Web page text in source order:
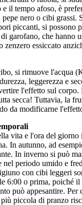
il tempo afoso, è
nero o cibi grassi.
piccanti, si possono
garofano, che hanno
zenzero essiccato
si rimuove l'acqua
leggerezza e
l'effetto sul corpo.
secca! Tuttavia, la
da modificarne
vita e l'ora del
In autunno, ad
In inverno si può
nel periodo umido e
con cibi leggeri
6:00 o prima, poiché
può appesantire. Per
piccola di pranzo